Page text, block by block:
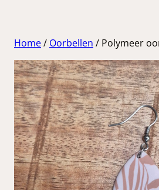
Home/ Oorbellen / Polymeer